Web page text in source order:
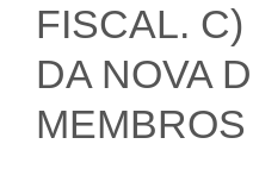
FISCAL.
DA NOVA